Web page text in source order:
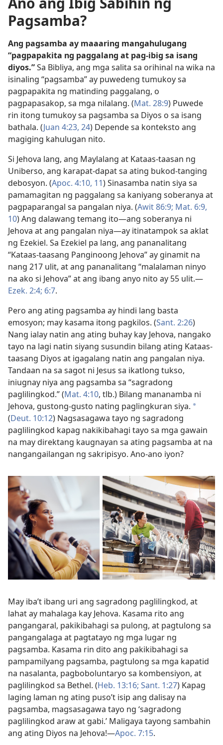
Pagsamba?
Ang pagsamba ay maaaring mangahulugang
“pagpapakita ng paggalang at pag-ibig sa isang
diyos.”Sa Bibliya, ang mga salita sa orihinal na wika na
isinaling “pagsamba” ay puwedeng tumukoy sa
pagpapakita ng matinding paggalang, o
pagpapasakop, sa mga nilalang. (Mat. 28:9) Puwede
rin itong tumukoy sa pagsamba sa Diyos o sa isang
bathala. (Juan 4:23, 24) Depende sa konteksto ang
magiging kahulugan nito.
Si Jehova lang, ang Maylalang at Kataas-taasan ng
Uniberso, ang karapat-dapat sa ating bukod-tanging
debosyon. (Apoc. 4:10, 11) Sinasamba natin siya sa
pamamagitan ng paggalang sa kaniyang soberanya at
pagpaparangal sa pangalan niya. (Awit 86:9; Mat. 6:9,
10) Ang dalawang temang ito—ang soberanya ni
Jehova at ang pangalan niya—ay itinatampok sa aklat
ng Ezekiel. Sa Ezekiel pa lang, ang pananalitang
“Kataas-taasang Panginoong Jehova” ay ginamit na
nang 217 ulit, at ang pananalitang “malalaman ninyo
na ako si Jehova” at ang ibang anyo nito ay 55 ulit.​—
Ezek. 2:4; 6:7.
Pero ang ating pagsamba ay hindi lang basta
emosyon; may kasama itong pagkilos. (Sant. 2:26)
Nang ialay natin ang ating buhay kay Jehova, nangako
tayo na lagi natin siyang susundin bilang ating Kataas-
taasang Diyos at igagalang natin ang pangalan niya.
Tandaan na sa sagot ni Jesus sa ikatlong tukso,
iniugnay niya ang pagsamba sa “sagradong
paglilingkod.” (Mat. 4:10, tlb.) Bilang mananamba ni
Jehova, gustong-gusto nating paglingkuran siya. a
(Deut. 10:12) Nagsasagawa tayo ng sagradong
paglilingkod kapag nakikibahagi tayo sa mga gawain
na may direktang kaugnayan sa ating pagsamba at na
nangangailangan ng sakripisyo. Ano-ano iyon?
May iba’t ibang uri ang sagradong paglilingkod, at
lahat ay mahalaga kay Jehova. Kasama rito ang
pangangaral, pakikibahagi sa pulong, at pagtulong sa
pangangalaga at pagtatayo ng mga lugar ng
pagsamba. Kasama rin dito ang pakikibahagi sa
pampamilyang pagsamba, pagtulong sa mga kapatid
na nasalanta, pagboboluntaryo sa kombensiyon, at
paglilingkod sa Bethel. (Heb. 13:16; Sant. 1:27) Kapag
laging laman ng ating puso’t isip ang dalisay na
pagsamba, magsasagawa tayo ng ‘sagradong
paglilingkod araw at gabi.’ Maligaya tayong sambahin
ang ating Diyos na Jehova!—Apoc. 7:15.